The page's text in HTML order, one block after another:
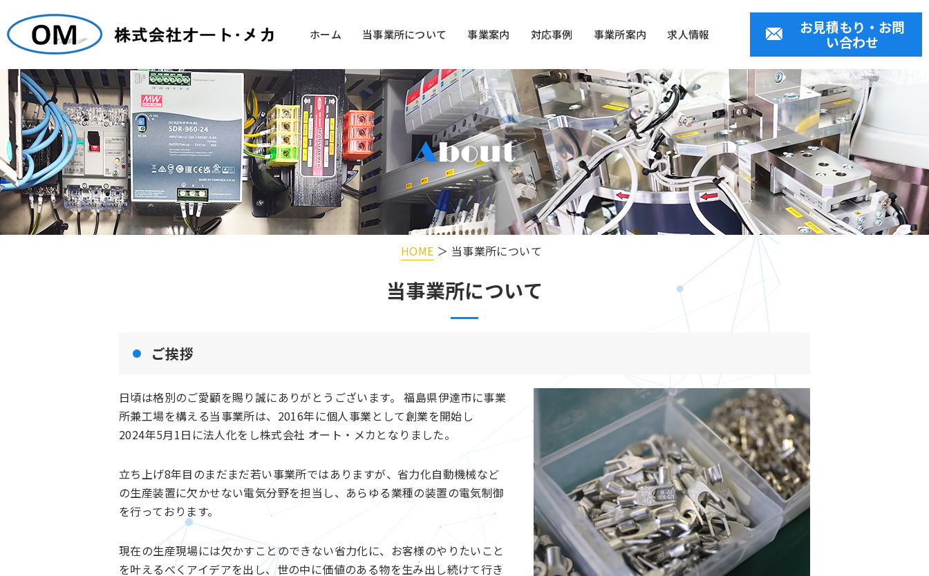
ホーム 当事業所について 事業案内 対応事例 事業所案内 求人情報
お見積もり・お問
い合わせ
HOME ＞ 当事業所について
当事業所について
ご挨拶
日頃は格別のご愛顧を賜り誠にありがとうございます。 福島県伊達市に事業
所兼工場を構える当事業所は、2016年に個人事業として創業を開始し
2024年5月1日に法人化をし株式会社 オート・メカとなりました。
立ち上げ8年目のまだまだ若い事業所ではありますが、省力化自動機械など
の生産装置に欠かせない電気分野を担当し、あらゆる業種の装置の電気制御
を行っております。
現在の生産現場には欠かすことのできない省力化に、お客様のやりたいこと
を叶えるべくアイデアを出し、世の中に価値のある物を生み出し続けて行き